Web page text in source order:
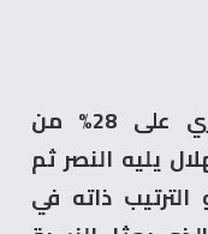
ويستحوذ معيار الأداء التجاري على 28% من
يليه النصر ثم
ذاته في